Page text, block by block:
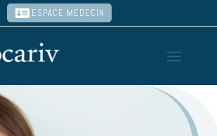
ESPACE MEDECIN